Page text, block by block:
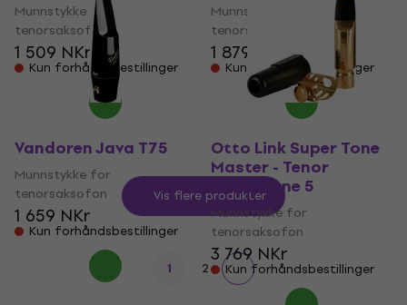
Munnstykke for
tenorsaksofon
1 509 NKr
Kun forhåndsbestillinger
Munnstykke for
tenorsaksofon
1 879 NKr
Kun forhåndsbestillinger
Vandoren Java T75
Munnstykke for
tenorsaksofon
1 659 NKr
Kun forhåndsbestillinger
Otto Link Super Tone
Master - Tenor
saxophone 5
Munnstykke for
tenorsaksofon
3 769 NKr
Kun forhåndsbestillinger
Vis flere produkter
1 2